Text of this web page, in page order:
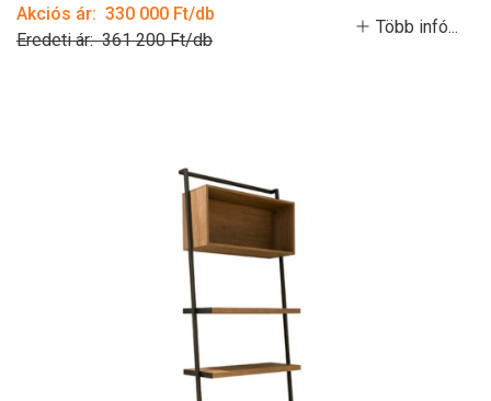
Akciós ár: 330 000 Ft/db
Eredeti ár: 361 200 Ft/db
Több infó...